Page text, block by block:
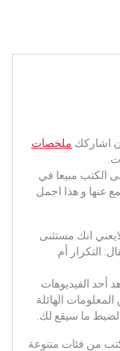
اشاركك ملخصات
الكتب مبيعا في
عنها و هذا اجمل
انك مستثنى
التكرار أم
أحد الفيديوهات
الهائلة
ما سيقع لك.
من فئات متنوعة